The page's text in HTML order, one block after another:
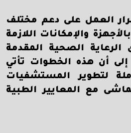
العمل على دعم مختلف
والإمكانات اللازمة
الرعاية الصحية المقدمة
أن هذه الخطوات تأتي
لتطوير المستشفيات
مع المعايير الطبية